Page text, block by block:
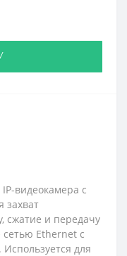
IP-видеокамера с
сжатие и передачу
Ethernet с
для